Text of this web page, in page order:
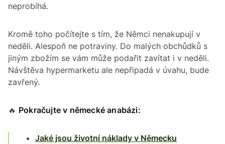
neprobíhá.
Kromě toho počítejte s tím, že Němci nenakupují v
neděli. Alespoň ne potraviny. Do malých obchůdků s
jiným zbožím se vám může podařit zavítat i v neděli.
Návštěva hypermarketu ale nepřipadá v úvahu, bude
zavřený.
🔥 Pokračujte v německé anabázi:
Jaké jsou životní náklady v Německu